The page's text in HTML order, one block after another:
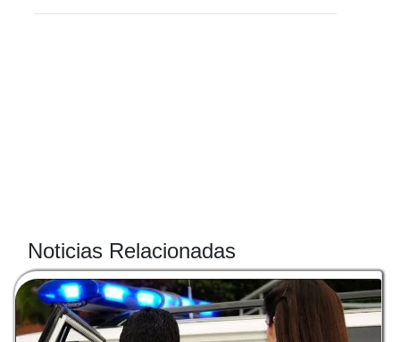
Noticias Relacionadas